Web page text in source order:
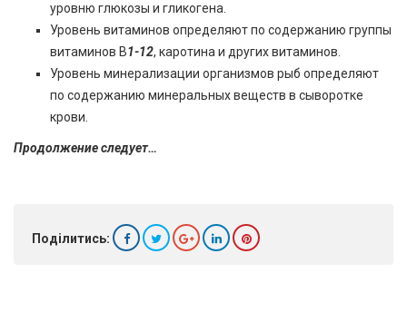
уровню глюкозы и гликогена.
Уровень витаминов определяют по содержанию группы
витаминов В1-12, каротина и других витаминов.
Уровень минерализации организмов рыб определяют
по содержанию минеральных веществ в сыворотке
крови.
Продолжение следует…
Поділитись: